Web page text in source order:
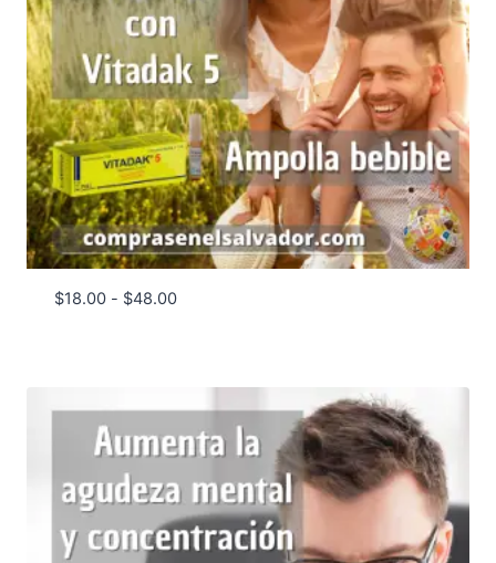
$18.00 - $48.00Rango
$48.00